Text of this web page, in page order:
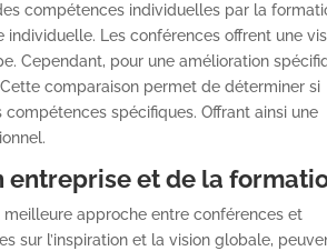
compétences individuelles par la
individuelle. Les conférences offrent une
Cependant, pour une amélioration
comparaison permet de déterminer si
spécifiques. Offrant ainsi une
entreprise et de la
approche entre conférences et
sur l’inspiration et la vision globale,